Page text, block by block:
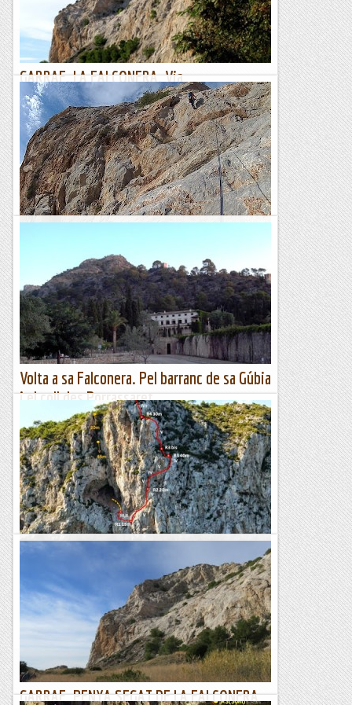
Joan asín
GARRAF. LA FALCONERA. Via
EMPOTRAMENTS.
24/12/19. Abans d’entrar de pler a la “marató” de sopars i
dinars anem a fer una matinal a la Falconera (Garraf). No
som els únics a peu del flanqueig ens ajuntem tres...
Joan asín
Avui fem matinal abans que arribin les pluges de tarda. Li
teniem moltes ganes ja que haviem coincidit amb els
aperturistes un parell de cops mentre li posaven fill a...
Les altres vies...
Volta a sa Falconera. Pel barranc de sa Gúbia
i el coll des Porrassaret.
RaixaUn itinerari curt però força intens. Sortim de
l'aparcament de la finca pública de Raixa (Km 12,200 de la
carretera Ma-11 de Palma a Sóller) pel camí Vell de Palma
a...
Viaranys
GARRAF. LA FALCONERA. Via CHANI.
26/10/19. Aquest dissabte fem una matinal al Garraf. Quan
arribem sorpresa! Ja han tancat el solar on s’aparcava i les
voreres del costat, ara només és pot aparcar a...
GARRAF. PENYA SEGAT DE LA FALCONERA.